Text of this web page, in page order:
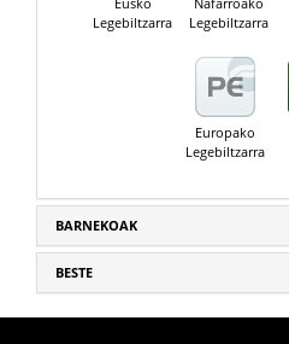
Legebiltzarra
Legebiltzarra
Europako
Legebiltzarra
BARNEKOAK
BESTE